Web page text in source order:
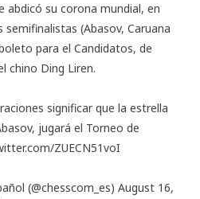
abdicó su corona mundial, en
(Abasov, Caruana
para el Candidatos, de
chino Ding Liren.
significar que la estrella
jugará el Torneo de
ZUECN51voI
(@chesscom_es) August 16,